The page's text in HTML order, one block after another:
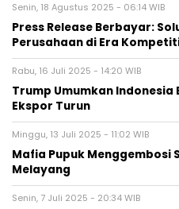
Senin, 18 Agustus 2025 - 06:14 WIB
Press Release Berbayar:
Perusahaan di Era
Rabu, 16 Juli 2025 - 14:20 WIB
Trump Umumkan Indonesia
Ekspor Turun
Minggu, 13 Juli 2025 - 11:02 WIB
Mafia Pupuk Menggembosi
Melayang
Senin, 7 Juli 2025 - 20:34 WIB